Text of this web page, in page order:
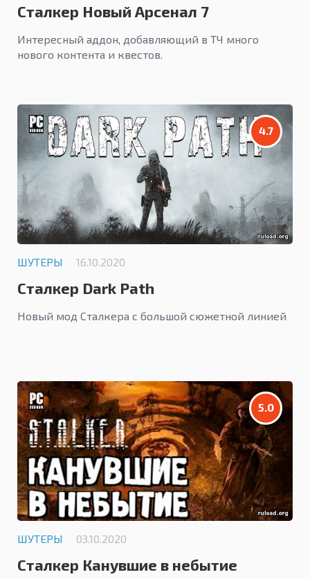
Сталкер Новый Арсенал 7
Интересный аддон, добавляющий в ТЧ много
нового контента и квестов.
4.7
ШУТЕРЫ 16.10.2020
Сталкер Dark Path
Новый мод Сталкера с большой сюжетной линией
5.0
ШУТЕРЫ 03.10.2020
Сталкер Канувшие в небытие